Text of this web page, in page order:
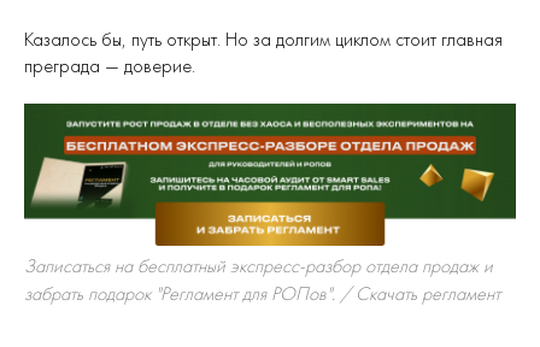
Казалось бы, путь открыт. Но за долгим циклом стоит главная
преграда — доверие.
Записаться на бесплатный экспресс-разбор отдела продаж и
забрать подарок "Регламент для РОПов". / Скачать регламент